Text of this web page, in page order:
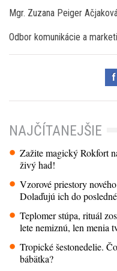
Mgr. Zuzana Peiger
Odbor komunikácie a
NAJČÍTANEJŠIE
Zažite magický Rokfort
živý had!
Vzorové priestory
Dolaďujú ich do
Teplomer stúpa, rituál
lete nemiznú, len menia
Tropické šestonedelie.
bábätka?